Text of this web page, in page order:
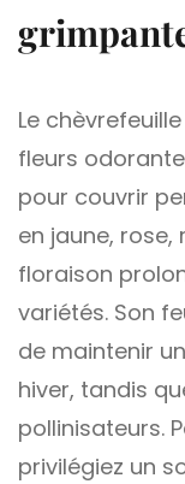
Le
fleurs
pour couvrir
en jaune,
floraison
variétés. Son
de maintenir
hiver, tandis
pollinisateurs.
privilégiez un